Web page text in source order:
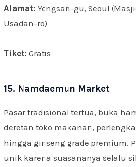
Alamat: Yongsan-gu, Seoul
Usadan-ro)
Tiket: Gratis
15. Namdaemun Market
Pasar tradisional tertua, buka
deretan toko makanan,
hingga ginseng grade premium.
unik karena suasananya selalu